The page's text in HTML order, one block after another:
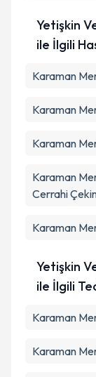
Yetişkin
ile İlgili
Karaman
Karaman
Karaman
Karaman
Cerrahi
Karaman
Yetişkin
ile İlgili
Karaman
Karaman